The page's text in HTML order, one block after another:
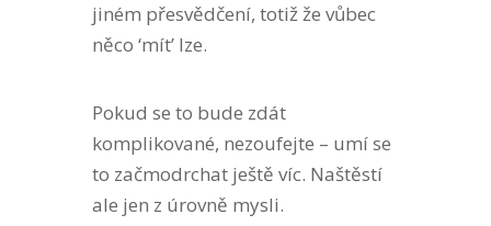
jiném přesvědčení, totiž že vůbec
něco ‘mít’ lze.
Pokud se to bude zdát
komplikované, nezoufejte – umí se
to začmodrchat ještě víc. Naštěstí
ale jen z úrovně mysli.